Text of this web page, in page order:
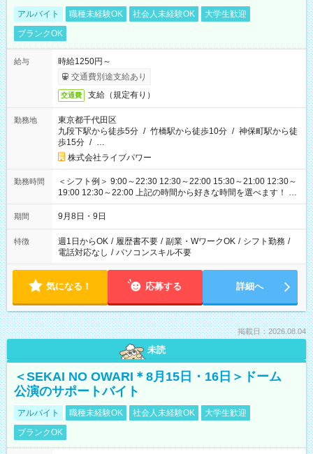
アルバイト 職種未経験OK 社会人未経験OK
大学生歓迎
ブランクOK
給与
時給1250円～
交通費別途支給あり
交通費 支給（規定有り）
勤務地
東京都千代田区
九段下駅から徒歩5分 / 竹橋駅から徒歩10分 / 神保町駅から徒
歩15分 / …
株式会社ライブパワー
勤務時間
＜シフト例＞ 9:00～22:30 12:30～22:00 15:30～21:00 12:30～
19:00 12:30～22:00 上記の時間から好きな時間を選べます！ ※
時間は変更となる可能性があります
期間 9月8日・9日
特徴 週1日からOK / 履歴書不要 / 副業・WワークOK / シフト勤務 /
電話対応なし / パソコンスキル不要
気になる！ 応募する 詳細へ
掲載日：2026.08.04
未読
＜SEKAI NO OWARI＊8月15日・16日＞ドーム
公演のサポートバイト
アルバイト 職種未経験OK 社会人未経験OK
大学生歓迎
ブランクOK